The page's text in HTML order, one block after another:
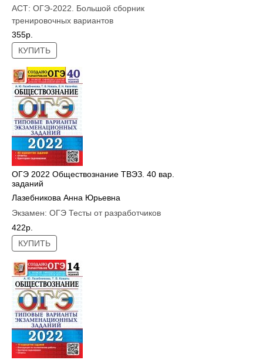
АСТ: ОГЭ-2022. Большой сборник
тренировочных вариантов
355р.
КУПИТЬ
ОГЭ 2022 Обществознание ТВЭЗ. 40 вар.
заданий
Лазебникова Анна Юрьевна
Экзамен: ОГЭ Тесты от разработчиков
422р.
КУПИТЬ